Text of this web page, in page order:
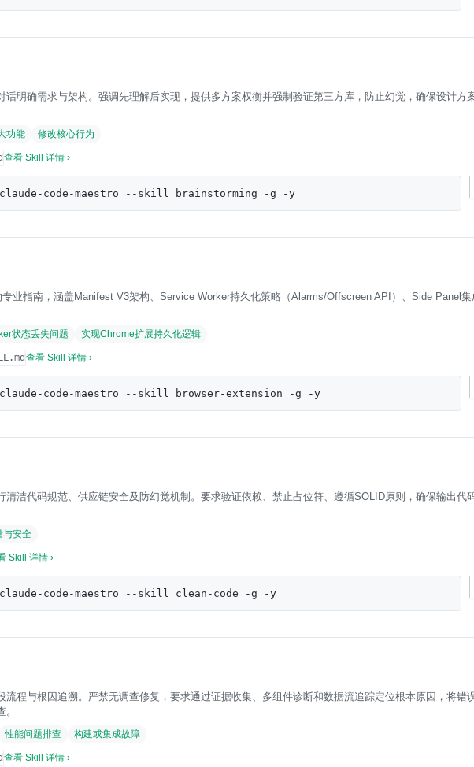
话明确需求与架构。强调先理解后实现，提供多方案权衡并强制验证第三方库，防止幻觉，确保设计方
功能 修改核心行为
查看 Skill 详情 ›
code-maestro --skill brainstorming -g -y
业指南，涵盖Manifest V3架构、Service Worker持久化策略（Alarms/Offscreen API）、Side Panel集
状态丢失问题 实现Chrome扩展持久化逻辑
查看 Skill 详情 ›
code-maestro --skill browser-extension -g -y
清洁代码规范、供应链安全及防幻觉机制。要求验证依赖、禁止占位符、遵循SOLID原则，确保输出代
与安全
Skill 详情 ›
code-maestro --skill clean-code -g -y
流程与根因追溯。严禁无调查修复，要求通过证据收集、多组件诊断和数据流追踪定位根本原因，将错
性能问题排查 构建或集成故障
查看 Skill 详情 ›